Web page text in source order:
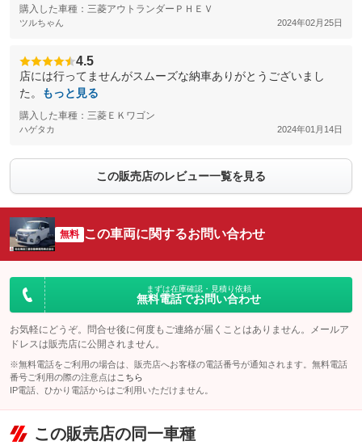
購入した車種：三菱アウトランダーＰＨＥＶ
ツルちゃん 2024年02月25日
4.5
店には行ってませんがスムーズな納車ありがとうございまし
た。
もっと見る
購入した車種：三菱ＥＫワゴン
ハゲタカ 2024年01月14日
この販売店のレビュー一覧を見る
無料 この車両に関するお問い合わせ
まずは在庫確認・見積り依頼
無料電話でお問い合わせ
お気軽にどうぞ。問合せ後に何度もご連絡が届くことはありません。メールア
ドレスは販売店に公開されません。
※無料電話をご利用の場合は、販売店へお客様の電話番号が通知されます。無料電話
番号ご利用の際の注意点は こちら
IP電話、ひかり電話からはご利用いただけません。
この販売店の同一車種